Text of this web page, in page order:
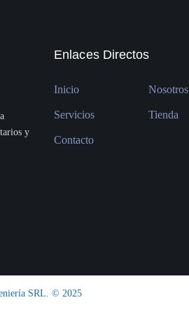
y
Enlaces Directos
Inicio Nosotros
Servicios Tienda
Contacto
SRL. © 2025